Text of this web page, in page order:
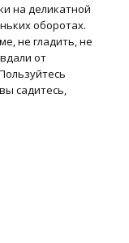
на деликатной
оборотах.
не гладить, не
от
садитесь,